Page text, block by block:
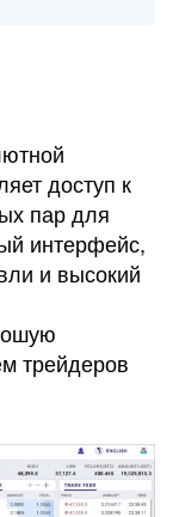
доступ к
пар для
интерфейс,
и высокий
трейдеров